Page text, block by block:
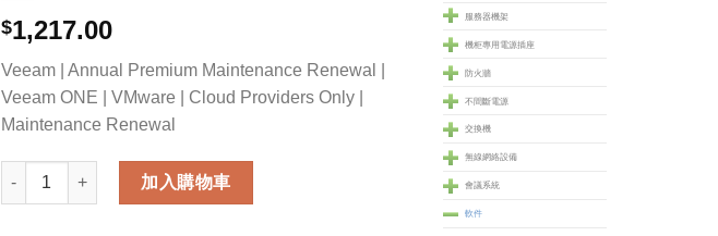
$1,217.00
Veeam | Annual Premium Maintenance Renewal |
Veeam ONE | VMware | Cloud Providers Only |
Maintenance Renewal
Veeam Annual Premium Maintenance Renewal - Veeam ONE - for VMware Cloud Providers Only
加入購物車
服務器機架
機柜專用電源插座
防火牆
不間斷電源
交換機
無線網絡設備
會議系統
軟件